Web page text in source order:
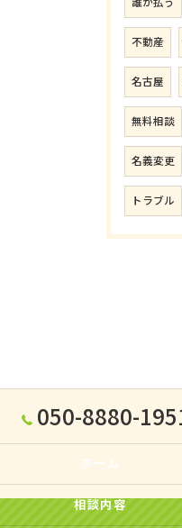
誰が払う
不動産
名古屋
無料相談
名義変更
トラブル
050-8880-
ホーム
相談内容